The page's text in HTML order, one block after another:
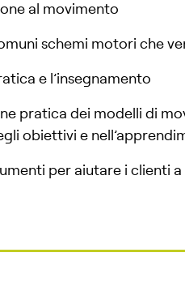
al movimento
schemi motori che
e l’insegnamento
pratica dei modelli di
obiettivi e
per aiutare i clienti